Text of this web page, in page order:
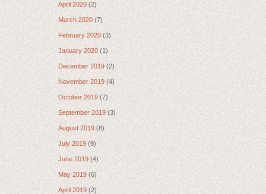
April 2020 (2)
March 2020 (7)
February 2020 (3)
January 2020 (1)
December 2019 (2)
November 2019 (4)
October 2019 (7)
September 2019 (3)
August 2019 (8)
July 2019 (9)
June 2019 (4)
May 2019 (6)
April 2019 (2)